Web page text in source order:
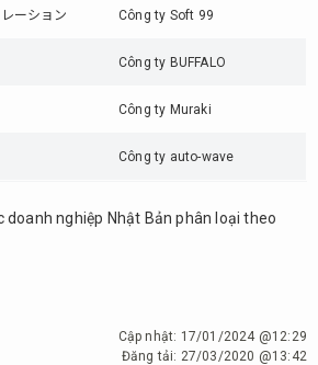
ーション Công ty Soft 99
Công ty BUFFALO
Công ty Muraki
Công ty auto-wave
doanh nghiệp Nhật Bản phân loại theo
Cập nhật: 17/01/2024 @12:29
Đăng tải: 27/03/2020 @13:42